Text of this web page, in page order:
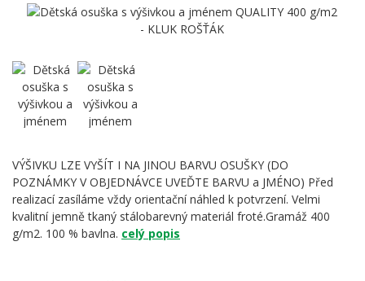
VÝŠIVKU LZE VYŠÍT I NA JINOU BARVU OSUŠKY (DO
POZNÁMKY V OBJEDNÁVCE UVEĎTE BARVU a JMÉNO) Před
realizací zasíláme vždy orientační náhled k potvrzení. Velmi
kvalitní jemně tkaný stálobarevný materiál froté.Gramáž 400
g/m2. 100 % bavlna. celý popis